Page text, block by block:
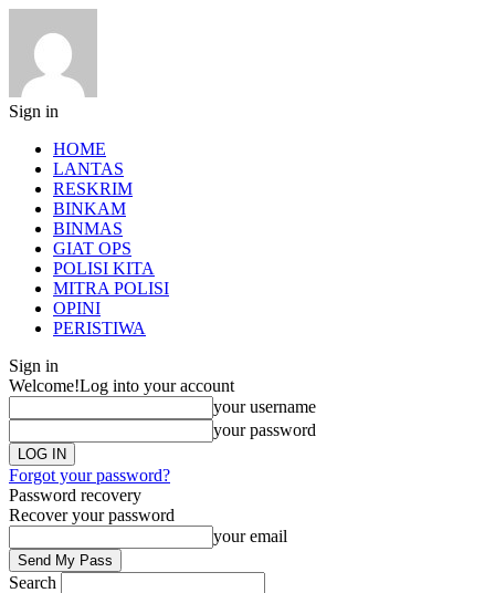
Sign in
HOME
LANTAS
RESKRIM
BINKAM
BINMAS
GIAT OPS
POLISI KITA
MITRA POLISI
OPINI
PERISTIWA
Sign in
Welcome!Log into your account
your username
your password
Forgot your password?
Password recovery
Recover your password
your email
Search